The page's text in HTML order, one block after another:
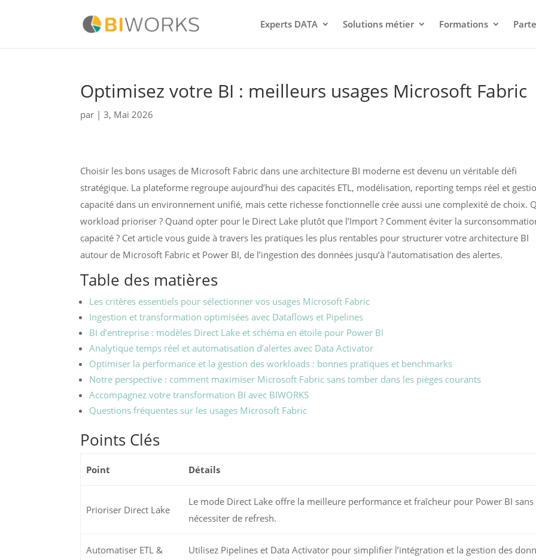
Experts DATA Solutions métier Formations
Optimisez votre BI : meilleurs usages Microsoft Fabric
par |3, Mai 2026
Choisir les bons usages de Microsoft Fabric dans une architecture BI moderne est devenu un véritable défi
stratégique. La plateforme regroupe aujourd’hui des capacités ETL, modélisation, reporting temps réel et
capacité dans un environnement unifié, mais cette richesse fonctionnelle crée aussi une complexité de choix.
workload prioriser ? Quand opter pour le Direct Lake plutôt que l’Import ? Comment éviter la
capacité ? Cet article vous guide à travers les pratiques les plus rentables pour structurer votre architecture BI
autour de Microsoft Fabric et Power BI, de l’ingestion des données jusqu’à l’automatisation des alertes.
Table des matières
Les critères essentiels pour sélectionner vos usages Microsoft Fabric
Ingestion et transformation optimisées avec Dataflows et Pipelines
BI d’entreprise : modèles Direct Lake et schéma en étoile pour Power BI
Analytique temps réel et automatisation d’alertes avec Data Activator
Optimiser la performance et la gestion des workloads : bonnes pratiques et benchmarks
Notre perspective : comment maximiser Microsoft Fabric sans tomber dans les pièges courants
Accompagnez votre transformation BI avec BIWORKS
Questions fréquentes sur les usages Microsoft Fabric
Points Clés
Point Détails
Prioriser Direct Lake
Le mode Direct Lake offre la meilleure performance et fraîcheur pour Power BI sans
nécessiter de refresh.
Automatiser ETL &
Utilisez Pipelines et Data Activator pour simplifier l’intégration et la gestion des